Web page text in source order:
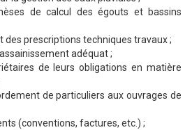
de calcul des égouts et bassins
des prescriptions techniques travaux ;
adéquat ;
de leurs obligations en matière
de particuliers aux ouvrages de
(conventions, factures, etc.) ;